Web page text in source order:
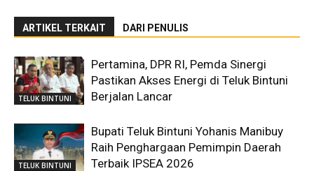
ARTIKEL TERKAIT DARI PENULIS
TELUK BINTUNI
Pertamina, DPR RI, Pemda Sinergi
Pastikan Akses Energi di Teluk Bintuni
Berjalan Lancar
TELUK BINTUNI
Bupati Teluk Bintuni Yohanis Manibuy
Raih Penghargaan Pemimpin Daerah
Terbaik IPSEA 2026